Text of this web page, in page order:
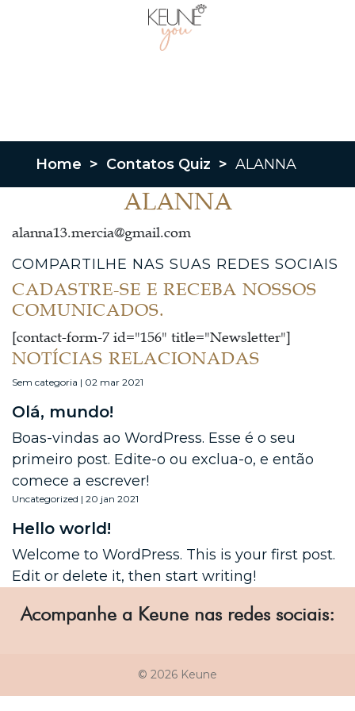
Home > Contatos Quiz > ALANNA
ALANNA
alanna13.mercia@gmail.com
COMPARTILHE NAS SUAS REDES SOCIAIS
CADASTRE-SE E RECEBA NOSSOS
COMUNICADOS.
[contact-form-7 id="156" title="Newsletter"]
NOTÍCIAS RELACIONADAS
Sem categoria | 02 mar 2021
Olá, mundo!
Boas-vindas ao WordPress. Esse é o seu
primeiro post. Edite-o ou exclua-o, e então
comece a escrever!
Uncategorized | 20 jan 2021
Hello world!
Welcome to WordPress. This is your first post.
Edit or delete it, then start writing!
Acompanhe a Keune nas redes sociais:
© 2026 Keune